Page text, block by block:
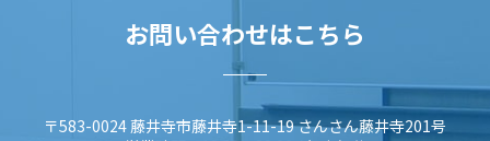
お問い合わせはこちら
〒583-0024 藤井寺市藤井寺1-11-19 さんさん藤井寺201号